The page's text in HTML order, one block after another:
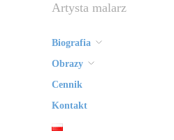
Artysta malarz
Biografia
Obrazy
Cennik
Kontakt